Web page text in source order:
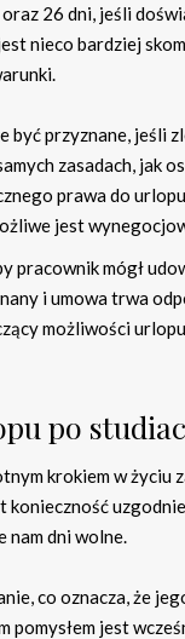
26 dni, jeśli
nieco bardziej
być przyznane, jeśli
zasadach, jak
prawa do
jest
pracownik mógł
i umowa trwa
możliwości
po
krokiem w życiu
nam dni wolne.
co oznacza, że
pomysłem jest